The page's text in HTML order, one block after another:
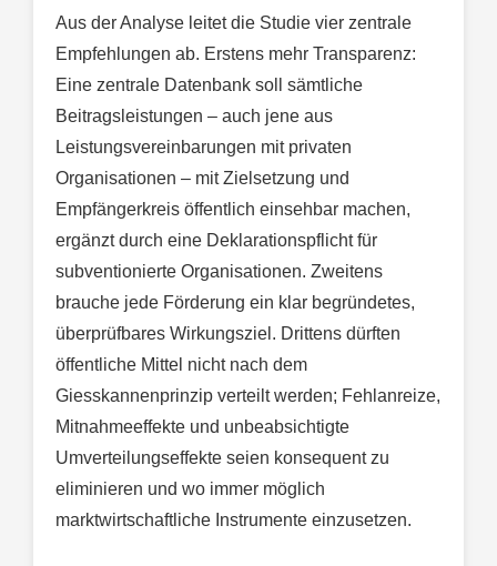
Aus der Analyse leitet die Studie vier zentrale
Empfehlungen ab. Erstens mehr Transparenz:
Eine zentrale Datenbank soll sämtliche
Beitragsleistungen – auch jene aus
Leistungsvereinbarungen mit privaten
Organisationen – mit Zielsetzung und
Empfängerkreis öffentlich einsehbar machen,
ergänzt durch eine Deklarationspflicht für
subventionierte Organisationen. Zweitens
brauche jede Förderung ein klar begründetes,
überprüfbares Wirkungsziel. Drittens dürften
öffentliche Mittel nicht nach dem
Giesskannenprinzip verteilt werden; Fehlanreize,
Mitnahmeeffekte und unbeabsichtigte
Umverteilungseffekte seien konsequent zu
eliminieren und wo immer möglich
marktwirtschaftliche Instrumente einzusetzen.